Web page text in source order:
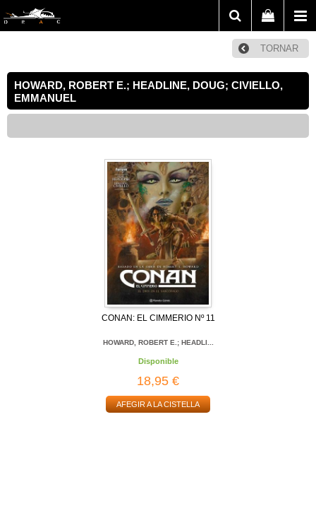
TORNAR
HOWARD, ROBERT E.; HEADLINE, DOUG; CIVIELLO,
EMMANUEL
CONAN: EL CIMMERIO Nº 11
HOWARD, ROBERT E.; HEADLI...
Disponible
18,95 €
AFEGIR A LA CISTELLA